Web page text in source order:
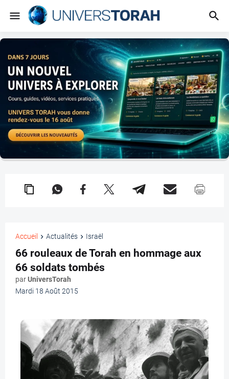
Accueil Actualités Israël
66 rouleaux de Torah en hommage aux
66 soldats tombés
parUniversTorah
Mardi 18 Août 2015